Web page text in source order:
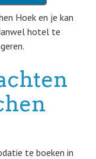
Hoek en je kan
hotel te
te boeken in